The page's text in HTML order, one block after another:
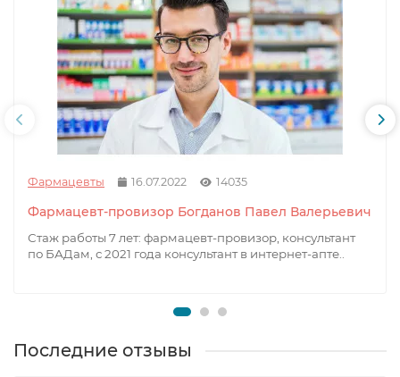
Фармацевты 16.07.2022 14035
Фармацевт-провизор Богданов Павел Валерьевич
Стаж работы 7 лет: фармацевт-провизор, консультант
по БАДам, с 2021 года консультант в интернет-апте..
Последние отзывы